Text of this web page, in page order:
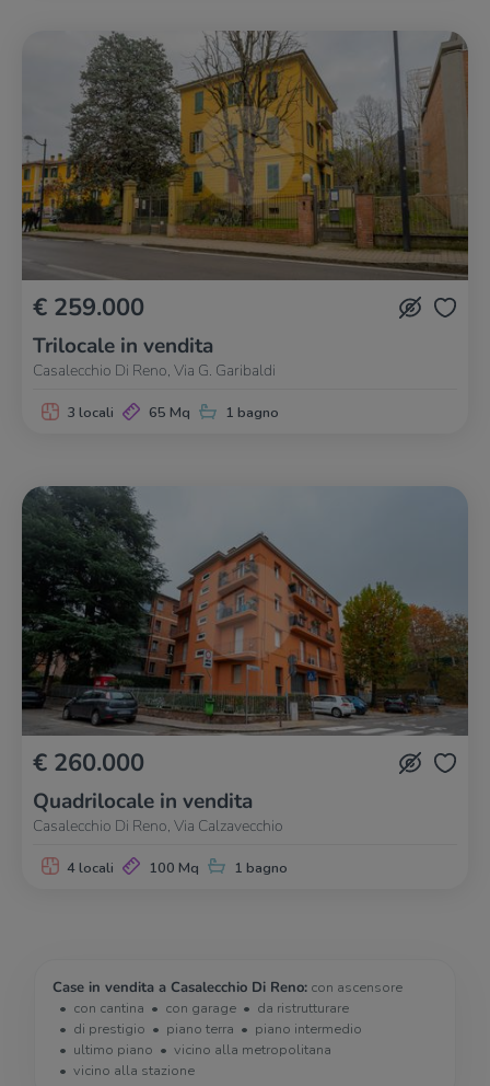
€ 259.000
Trilocale in vendita
Casalecchio Di Reno, Via G. Garibaldi
3 locali 65 Mq 1 bagno
€ 260.000
Quadrilocale in vendita
Casalecchio Di Reno, Via Calzavecchio
4 locali 100 Mq 1 bagno
Case in vendita a Casalecchio Di Reno: con ascensore
con cantina
con garage
da ristrutturare
di prestigio
piano terra
piano intermedio
ultimo piano
vicino alla metropolitana
vicino alla stazione